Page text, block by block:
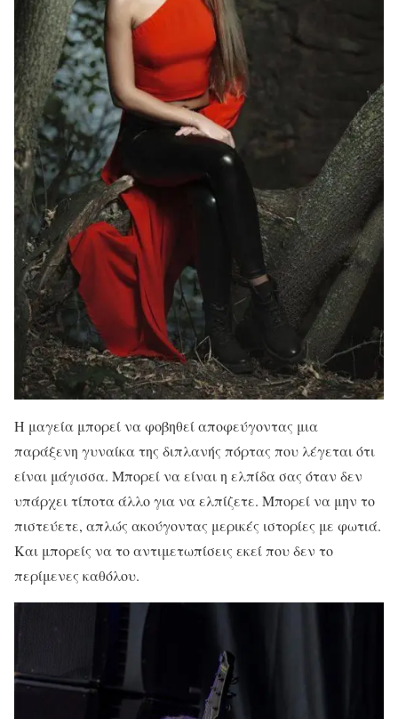
Η μαγεία μπορεί να φοβηθεί αποφεύγοντας μια
παράξενη γυναίκα της διπλανής πόρτας που λέγεται ότι
είναι μάγισσα. Μπορεί να είναι η ελπίδα σας όταν δεν
υπάρχει τίποτα άλλο για να ελπίζετε. Μπορεί να μην το
πιστεύετε, απλώς ακούγοντας μερικές ιστορίες με φωτιά.
Και μπορείς να το αντιμετωπίσεις εκεί που δεν το
περίμενες καθόλου.